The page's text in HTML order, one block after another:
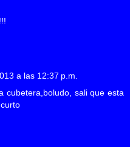
a las 12:37 p.m.
cubetera,boludo, sali que esta